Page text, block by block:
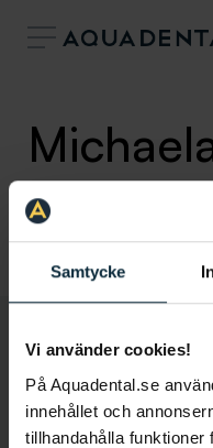
Samtycke
Vi använder cookies!
På Aquadental.se
innehållet och
tillhandahålla
Tandsköterska
Klinik: